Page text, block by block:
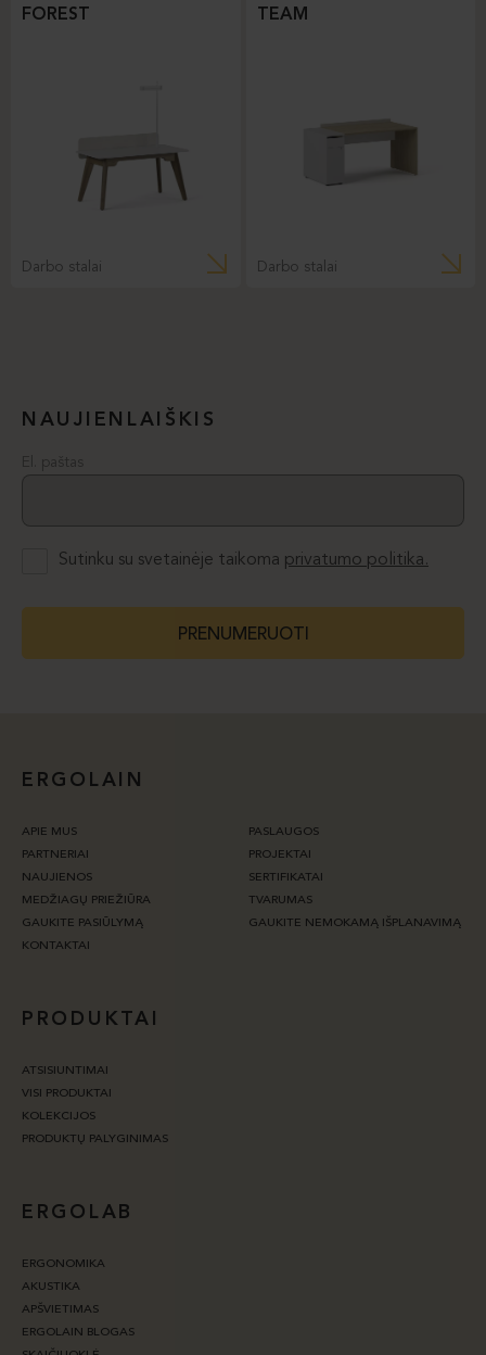
FOREST
Darbo stalai
TEAM
Darbo stalai
NAUJIENLAIŠKIS
El. paštas
Sutinku su svetainėje taikoma privatumo politika.
PRENUMERUOTI
ERGOLAIN
APIE MUS
PASLAUGOS
PARTNERIAI
PROJEKTAI
NAUJIENOS
SERTIFIKATAI
MEDŽIAGŲ PRIEŽIŪRA
TVARUMAS
GAUKITE PASIŪLYMĄ
GAUKITE NEMOKAMĄ IŠPLANAVIMĄ
KONTAKTAI
PRODUKTAI
ATSISIUNTIMAI
VISI PRODUKTAI
KOLEKCIJOS
PRODUKTŲ PALYGINIMAS
ERGOLAB
ERGONOMIKA
AKUSTIKA
APŠVIETIMAS
ERGOLAIN BLOGAS